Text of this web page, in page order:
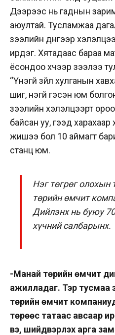
Дээрээс нь гаднын
аюултай. Тусламжаа
зээлийн дүнгээр
ирдэг. Хятадаас бараа
ёсондоо хүчээр зээлээ
“Үнэгүй зүйл хулганын
шиг, үнэгүй гэсэн юм
зээлийн хэлэлцээрт
байсан уу, гээд харахаар
жишээ бол 10 аймагт
станц юм.
Нэг төгрөг олохын
төрийн өмчит
Дийлэнх нь буюу
хүчний салбарынх.
-Манай төрийн өмчит
ажилладаг. Тэр тусмаа
төрийн өмчит
төрөөс татаас авсаар
вэ, шийдвэрлэх арга